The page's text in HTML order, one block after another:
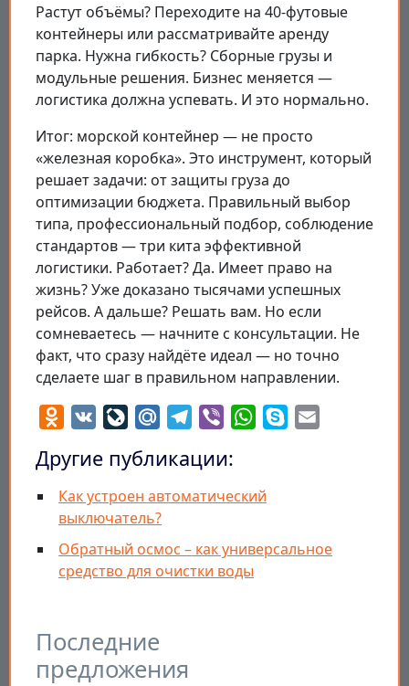
Последние
предложения
Растут объёмы? Переходите на 40-футовые
контейнеры или рассматривайте аренду
парка. Нужна гибкость? Сборные грузы и
модульные решения. Бизнес меняется —
логистика должна успевать. И это нормально.
Итог: морской контейнер — не просто
«железная коробка». Это инструмент, который
решает задачи: от защиты груза до
оптимизации бюджета. Правильный выбор
типа, профессиональный подбор, соблюдение
стандартов — три кита эффективной
логистики. Работает? Да. Имеет право на
жизнь? Уже доказано тысячами успешных
рейсов. А дальше? Решать вам. Но если
сомневаетесь — начните с консультации. Не
факт, что сразу найдёте идеал — но точно
сделаете шаг в правильном направлении.
Odnoklassniki
VK LiveJournal
Mail.RuTelegram
Viber WhatsApp
Skype
Другие публикации:
Как устроен автоматический
выключатель?
Обратный осмос – как универсальное
средство для очистки воды